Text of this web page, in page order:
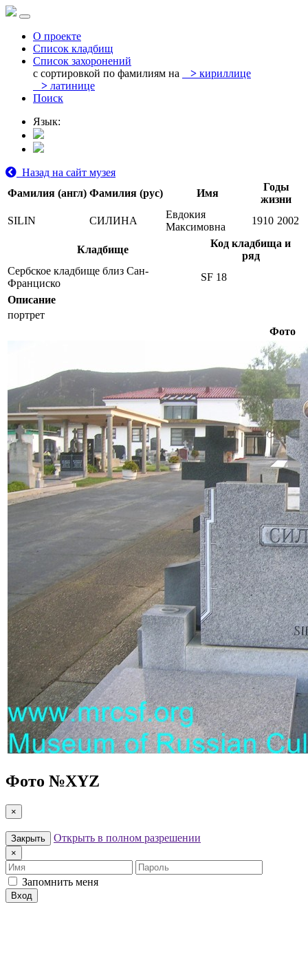
О проекте
Список кладбищ
Список захоронений
с сортировкой по фамилиям на
> кириллице
> латинице
Поиск
Язык:
Назад на сайт музея
Фамилия (англ) Фамилия (рус) Имя
Годы
жизни
SILIN
СИЛИНА
Евдокия
Максимовна
1910 2002
Кладбище
Код кладбища и
ряд
Сербское кладбище близ Сан-
Франциско
SF 18
Описание
портрет
Фото
Фото №XYZ
×
Закрыть Открыть в полном разрешении
×
Имя
Пароль
Запомнить меня
Вход